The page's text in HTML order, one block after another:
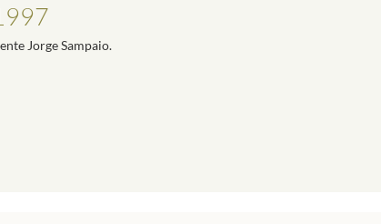
Jorge Sampaio.